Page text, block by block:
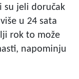
su jeli doručak
u 24 sata
rok to može
napominju